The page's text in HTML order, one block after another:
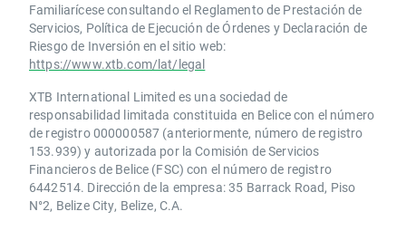
Familiarícese consultando el Reglamento de Prestación de
Servicios, Política de Ejecución de Órdenes y Declaración de
Riesgo de Inversión en el sitio web:
https://www.xtb.com/lat/legal
XTB International Limited es una sociedad de
responsabilidad limitada constituida en Belice con el número
de registro 000000587 (anteriormente, número de registro
153.939) y autorizada por la Comisión de Servicios
Financieros de Belice (FSC) con el número de registro
6442514. Dirección de la empresa: 35 Barrack Road, Piso
N°2, Belize City, Belize, C.A.